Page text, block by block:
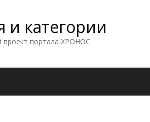
и категории
проект портала ХРОНОС